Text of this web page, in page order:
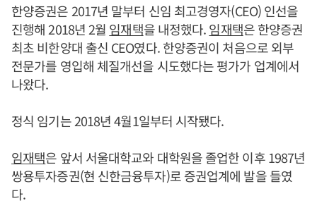
한양증권은 2017년 말부터 신임 최고경영자(CEO) 인선을
진행해 2018년 2월 임재택을 내정했다.임재택은 한양증권
최초 비한양대 출신 CEO였다. 한양증권이 처음으로 외부
전문가를 영입해 체질개선을 시도했다는 평가가 업계에서
나왔다.
정식 임기는 2018년 4월1일부터 시작됐다.
임재택은 앞서 서울대학교와 대학원을 졸업한 이후 1987년
쌍용투자증권(현 신한금융투자)로 증권업계에 발을 들였
다.